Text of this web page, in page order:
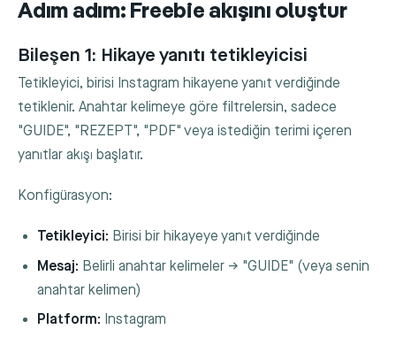
Adım adım: Freebie akışını oluştur
Bileşen 1: Hikaye yanıtı tetikleyicisi
Tetikleyici, birisi Instagram hikayene yanıt verdiğinde
tetiklenir. Anahtar kelimeye göre filtrelersin, sadece
"GUIDE", "REZEPT", "PDF" veya istediğin terimi içeren
yanıtlar akışı başlatır.
Konfigürasyon:
Tetikleyici: Birisi bir hikayeye yanıt verdiğinde
Mesaj: Belirli anahtar kelimeler → "GUIDE" (veya senin
anahtar kelimen)
Platform: Instagram